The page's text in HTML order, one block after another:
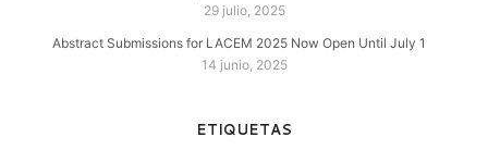
29 julio, 2025
Abstract Submissions for LACEM 2025 Now Open Until July 1
14 junio, 2025
ETIQUETAS